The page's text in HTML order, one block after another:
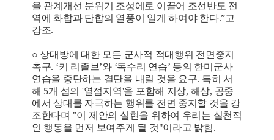
을 관계개선 분위기 조성에로 이끌어 조선반도 전
역에 화합과 단합의 열풍이 일게 하여야 한다.”고
강조.
○ 상대방에 대한 모든 군사적 적대행위 전면중지
촉구. ‘키 리졸브’와 ‘독수리 연습’ 등의 한미군사
연습을 중단하는 결단을 내릴 것을 요구. 특히 서
해 5개 섬의 '열점지역'을 포함해 지상, 해상, 공중
에서 상대를 자극하는 행위를 전면 중지할 것을 강
조한다며 "이 제안의 실현을 위하여 우리는 실천적
인 행동을 먼저 보여주게 될 것"이라고 밝힘.